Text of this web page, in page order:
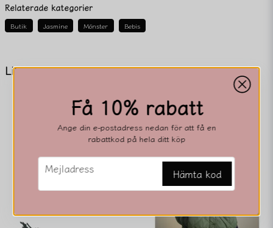
Liknande produkter
Namn
Ja, ni får publicera min fråga
Relaterade kategorier
Butik Jasmine Mönster Bebis
Få 10% rabatt
Ange din e-postadress nedan för att få en
rabattkod på hela ditt köp
email
Mejladress Hämta kod